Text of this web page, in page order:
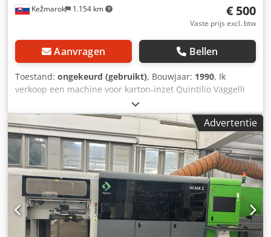
Kežmarok 1.154 km € 500
Vaste prijs excl. btw
Aanvragen Bellen
Toestand: ongekeurd (gebruikt), Bouwjaar: 1990, Ik
verkoop een machine voor karton-inzet Quintilio Vaggelli
Firenze. Accessoires inbegrepen. Direct beschikbaar.
Dedpoy U Rdiefx Akheck
Advertentie